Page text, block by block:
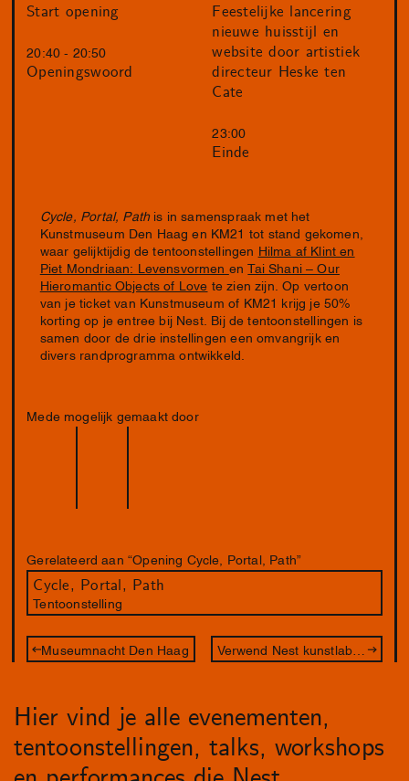
Start opening
20:40 - 20:50
Openingswoord
Feestelijke lancering
nieuwe huisstijl en
website door artistiek
directeur Heske ten
Cate
23:00
Einde
Cycle, Portal, Pathis in samenspraak met het
Kunstmuseum Den Haag en KM21 tot stand gekomen,
waar gelijktijdig de tentoonstellingen Hilma af Klint en
Piet Mondriaan: Levensvormen en Tai Shani – Our
Hieromantic Objects of Love te zien zijn. Op vertoon
van je ticket van Kunstmuseum of KM21 krijg je 50%
korting op je entree bij Nest. Bij de tentoonstellingen is
samen door de drie instellingen een omvangrijk en
divers randprogramma ontwikkeld.
Mede mogelijk gemaakt door
Gerelateerd aan “Opening Cycle, Portal, Path”
Cycle, Portal, Path
Tentoonstelling
Museumnacht Den Haag
Hier vind je alle evenementen,
tentoonstellingen, talks, workshops